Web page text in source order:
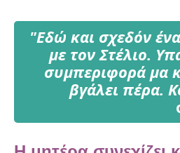
"Εδώ και σχεδόν
με τον Στέλιο.
συμπεριφορά μα
βγάλει πέρα.